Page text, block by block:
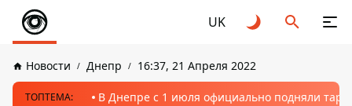
UK
Новости Днепр 16:37, 21 Апреля 2022
ТОПТЕМА: В Днепре с 1 июля официально подняли